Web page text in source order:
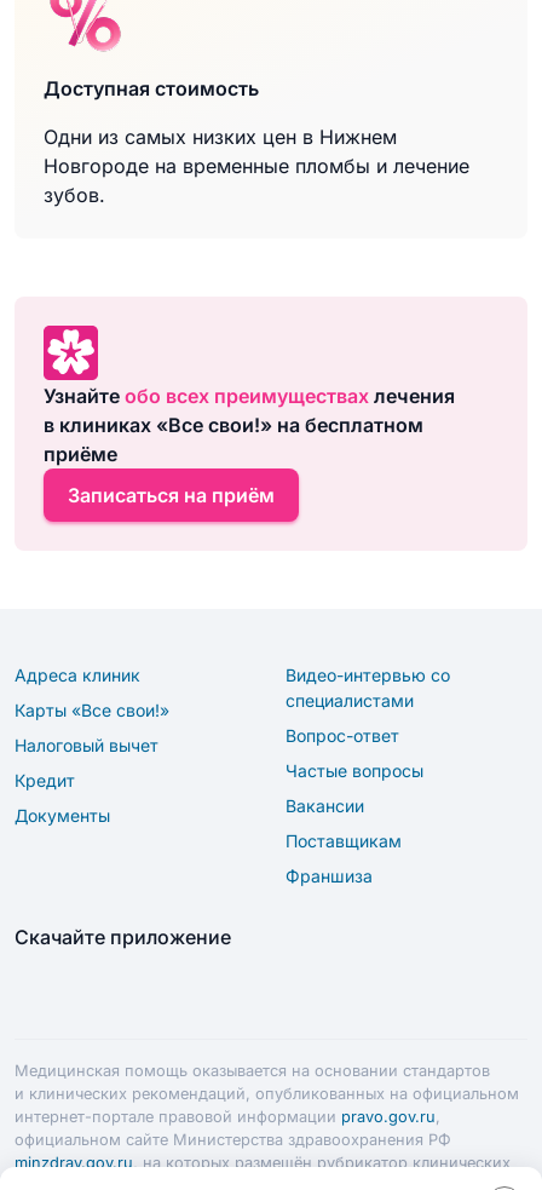
Доступная стоимость
Одни из самых низких цен в Нижнем
Новгороде на временные пломбы и лечение
зубов.
Узнайте обо всех преимуществах лечения
в клиниках «Все свои!» на бесплатном
приёме
Записаться на приём
Адреса клиник
Карты «Все свои!»
Налоговый вычет
Кредит
Документы
Видео-интервью со
специалистами
Вопрос-ответ
Частые вопросы
Вакансии
Поставщикам
Франшиза
Скачайте приложение
Медицинская помощь оказывается на основании стандартов
и клинических рекомендаций, опубликованных на официальном
интернет-портале правовой информации pravo.gov.ru,
официальном сайте Министерства здравоохранения РФ
minzdrav.gov.ru, на которых размещён рубрикатор клинических
Рекомендации по профилактике Гриппа, ОРВИ,